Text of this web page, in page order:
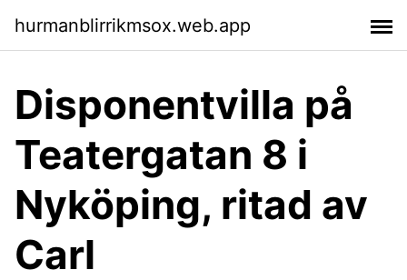
hurmanblirrikmsox.web.app
Disponentvilla på
Teatergatan 8 i
Nyköping, ritad av
Carl